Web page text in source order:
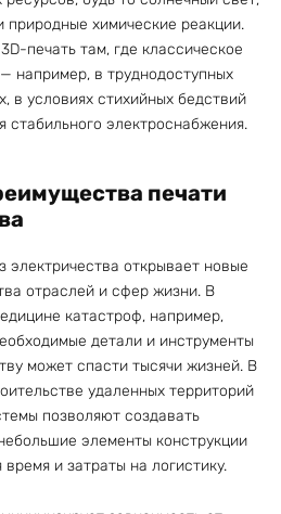
природные химические реакции.
печать там, где классическое
например, в труднодоступных
в условиях стихийных бедствий
стабильного электроснабжения.
печати
электричества открывает новые
отраслей и сфер жизни. В
катастроф, например,
детали и инструменты
может спасти тысячи жизней. В
удаленных территорий
позволяют создавать
элементы конструкции
и затраты на логистику.